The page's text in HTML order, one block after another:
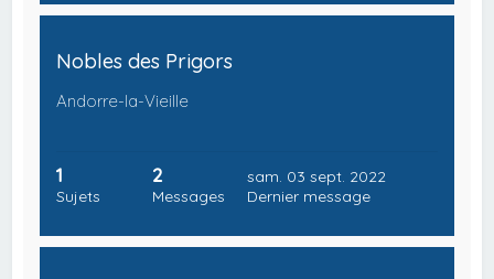
Nobles des Prigors
Andorre-la-Vieille
1
Sujets
2
Messages
sam. 03 sept. 2022
Dernier message